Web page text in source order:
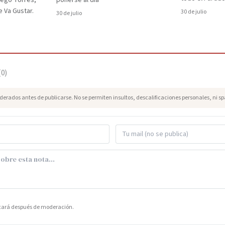
Va Gustar.
30 de julio 30 de julio
0)
antes de publicarse. No se permiten insultos, descalificaciones personales, ni
después de moderación.